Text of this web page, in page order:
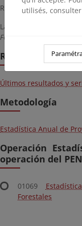
Realización obligatoria
La Unidad
Forestal y Lucha contra la
Resultados
Últimos resultados y
Metodología
Estadística Anual de
Operación
operación del PEN
01069
Forestales
utilisés,